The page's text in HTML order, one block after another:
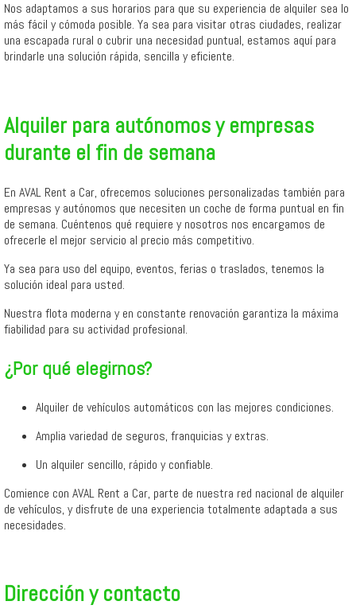
Nos adaptamos a sus horarios para que su experiencia de alquiler sea lo
más fácil y cómoda posible. Ya sea para visitar otras ciudades, realizar
una escapada rural o cubrir una necesidad puntual, estamos aquí para
brindarle una solución rápida, sencilla y eficiente.
Alquiler para autónomos y empresas
durante el fin de semana
En AVAL Rent a Car, ofrecemos soluciones personalizadas también para
empresas y autónomos que necesiten un coche de forma puntual en fin
de semana. Cuéntenos qué requiere y nosotros nos encargamos de
ofrecerle el mejor servicio al precio más competitivo.
Ya sea para uso del equipo, eventos, ferias o traslados, tenemos la
solución ideal para usted.
Nuestra flota moderna y en constante renovación garantiza la máxima
fiabilidad para su actividad profesional.
¿Por qué elegirnos?
Alquiler de vehículos automáticos con las mejores condiciones.
Amplia variedad de seguros, franquicias y extras.
Un alquiler sencillo, rápido y confiable.
Comience con AVAL Rent a Car, parte de nuestra red nacional de alquiler
de vehículos, y disfrute de una experiencia totalmente adaptada a sus
necesidades.
Dirección y contacto